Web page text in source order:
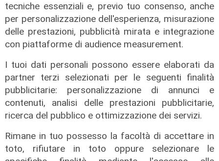
tecniche essenziali e, previo tuo consenso, anche
per personalizzazione dell'esperienza, misurazione
delle prestazioni, pubblicità mirata e integrazione
con piattaforme di audience measurement.
I tuoi dati personali possono essere elaborati da
partner terzi selezionati per le seguenti finalità
pubblicitarie: personalizzazione di annunci e
contenuti, analisi delle prestazioni pubblicitarie,
ricerca del pubblico e ottimizzazione dei servizi.
Rimane in tuo possesso la facoltà di accettare in
toto, rifiutare in toto oppure selezionare le
Creme solari e conservazione dei
farmaci in estate: cosa sapere
05/08/2026
di Filippo Serio